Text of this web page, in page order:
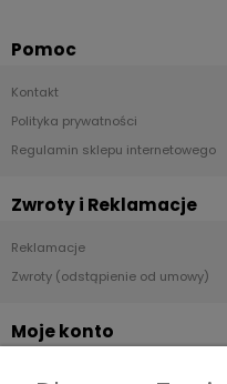
Pomoc
Kontakt
Polityka prywatności
Regulamin sklepu internetowego
Zwroty i Reklamacje
Reklamacje
Zwroty (odstąpienie od umowy)
Moje konto